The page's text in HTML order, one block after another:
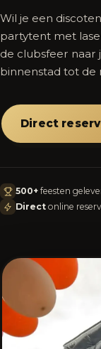
Wil je een
partytent met
de clubsfeer naar
binnenstad tot de
Direct
500+ feesten
Direct online